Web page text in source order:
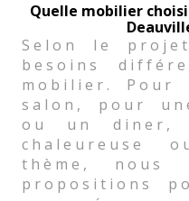
Quelle mobilier
Selon le
besoins
mobilier. Pour
salon, pour
ou un diner,
chaleureuse
thème, nous
propositions